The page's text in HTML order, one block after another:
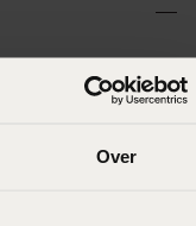
Over100.0%